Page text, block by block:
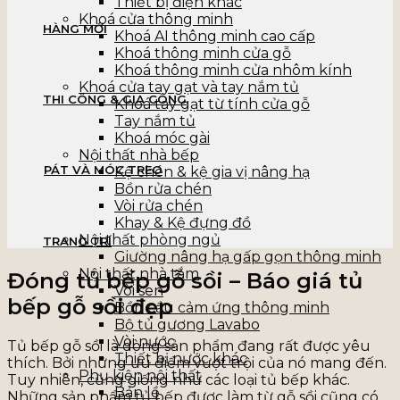
Khoá cửa thông minh
Khoá AI thông minh cao cấp
Khoá thông minh cửa gỗ
Khoá thông minh cửa nhôm kính
Khoá cửa tay gạt và tay nắm tủ
Khoá tay gạt từ tính cửa gỗ
Tay nắm tủ
Khoá móc gài
Nội thất nhà bếp
Kệ chén & kệ gia vị nâng hạ
Bồn rửa chén
Vòi rửa chén
Khay & Kệ đựng đồ
Nội thất phòng ngủ
Giường nâng hạ gấp gọn thông minh
Nội thất nhà tắm
Vòi sen
Bồn cầu cảm ứng thông minh
Bộ tủ gương Lavabo
Vòi nước
Thiết bị nước khác
Phụ kiện nội thất
Bản lề
HÀNG MỚI
THI CÔNG & GIA CÔNG
PÁT VÀ MÓC TREO
TRANG TRÍ
Đóng tủ bếp gỗ sồi – Báo giá tủ
bếp gỗ sồi đẹp
Tủ bếp gỗ sồi là dòng sản phẩm đang rất được yêu
thích. Bởi những ưu điểm vượt trội của nó mang đến.
Tuy nhiên, cũng giống như các loại tủ bếp khác.
Những sản phẩm tủ bếp được làm từ gỗ sồi cũng có